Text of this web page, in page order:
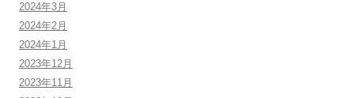
2024年3月
2024年2月
2024年1月
2023年12月
2023年11月